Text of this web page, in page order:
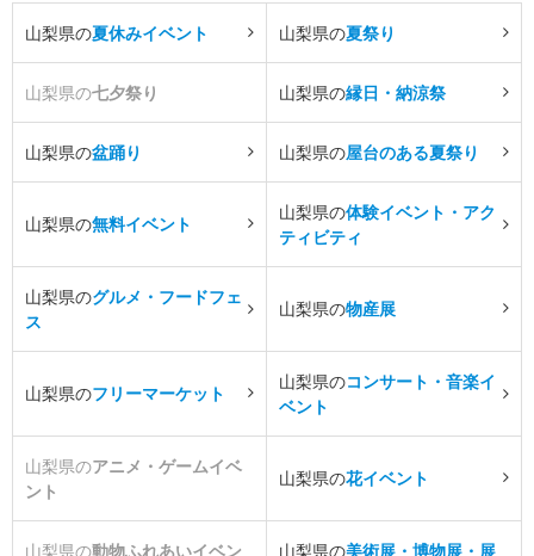
山梨県の夏休みイベント 山梨県の夏祭り
山梨県の七夕祭り 山梨県の縁日・納涼祭
山梨県の盆踊り 山梨県の屋台のある夏祭り
山梨県の無料イベント
山梨県の体験イベント・アク
ティビティ
山梨県のグルメ・フードフェ
ス
山梨県の物産展
山梨県のフリーマーケット
山梨県のコンサート・音楽イ
ベント
山梨県のアニメ・ゲームイベ
ント
山梨県の花イベント
山梨県の動物ふれあいイベン
山梨県の美術展・博物展・展